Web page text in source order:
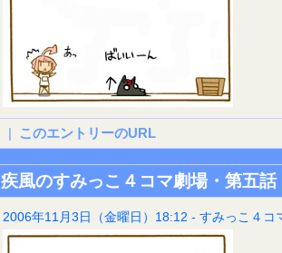
| このエントリーのURL
疾風のすみっこ４コマ劇場・第五
2006年11月3日（金曜日）18:12 - すみっこ４コ